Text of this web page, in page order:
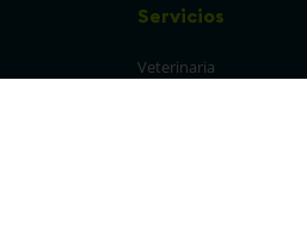
Servicios
Veterinaria